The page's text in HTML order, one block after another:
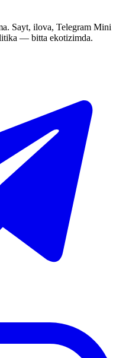
Sayt, ilova, Telegram Mini
— bitta ekotizimda.